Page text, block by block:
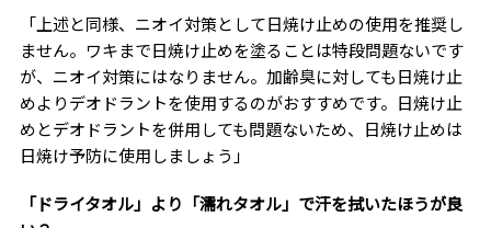
「上述と同様、ニオイ対策として日焼け止めの使用を推奨し
ません。ワキまで日焼け止めを塗ることは特段問題ないです
が、ニオイ対策にはなりません。加齢臭に対しても日焼け止
めよりデオドラントを使用するのがおすすめです。日焼け止
めとデオドラントを併用しても問題ないため、日焼け止めは
日焼け予防に使用しましょう」
「ドライタオル」より「濡れタオル」で汗を拭いたほうが良